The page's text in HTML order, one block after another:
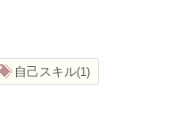
自己スキル 1